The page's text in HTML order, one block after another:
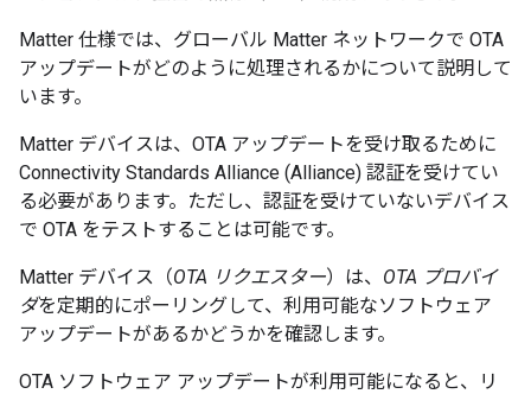
Matter 仕様では、グローバル Matter ネットワークで OTA
アップデートがどのように処理されるかについて説明して
います。
Matter デバイスは、OTA アップデートを受け取るために
Connectivity Standards Alliance (Alliance) 認証を受けてい
る必要があります。ただし、認証を受けていないデバイス
で OTA をテストすることは可能です。
Matter デバイス（OTA リクエスター）は、 OTA プロバイ
ダを定期的にポーリングして、利用可能なソフトウェア
アップデートがあるかどうかを確認します。
OTA ソフトウェア アップデートが利用可能になると、リ